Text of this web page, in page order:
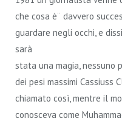
che cosa è¨ davvero
guardare negli occhi, e
sarà
stata una magia, nessuno
dei pesi massimi Cassiuss
chiamato così, mentre il
conosceva come